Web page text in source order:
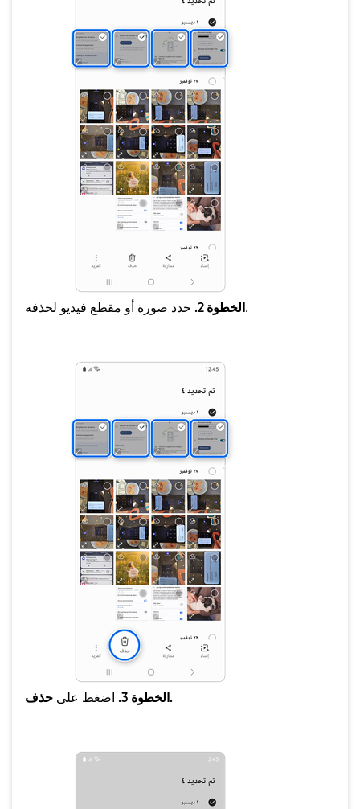
الخطوة 2. حدد صورة أو مقطع فيديو لحذفه.
الخطوة 3. اضغط على حذف.